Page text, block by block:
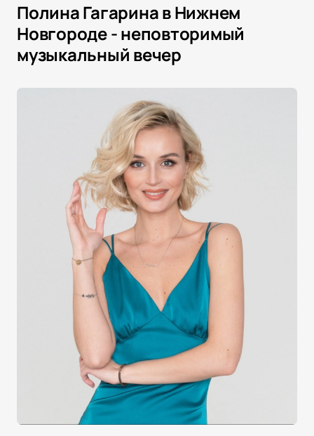
Полина Гагарина в Нижнем
Новгороде - неповторимый
музыкальный вечер